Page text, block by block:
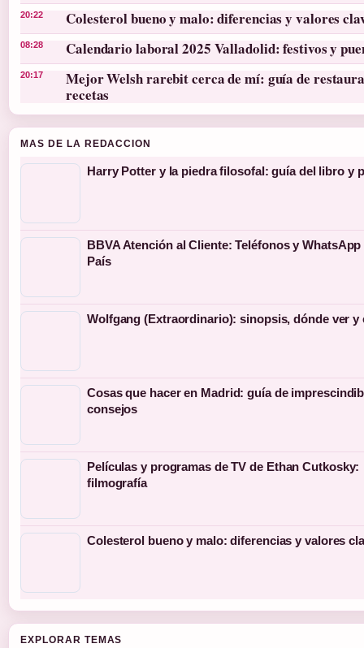
20:22 Colesterol bueno y malo: diferencias y valores
08:28 Calendario laboral 2025 Valladolid: festivos y
20:17
Mejor Welsh rarebit cerca de mí: guía de
recetas
MAS DE LA REDACCION
Harry Potter y la piedra filosofal: guía del libro y
BBVA Atención al Cliente: Teléfonos y
País
Wolfgang (Extraordinario): sinopsis, dónde ver y
Cosas que hacer en Madrid: guía de
consejos
Películas y programas de TV de Ethan Cutkosky:
filmografía
Colesterol bueno y malo: diferencias y valores
EXPLORAR TEMAS